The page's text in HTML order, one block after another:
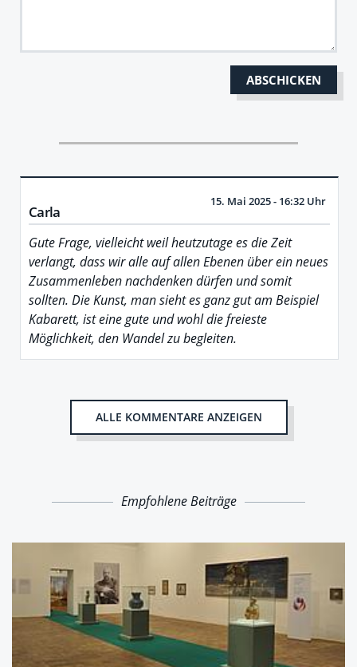
Carla
15. Mai 2025 - 16:32 Uhr
Gute Frage, vielleicht weil heutzutage es die Zeit
verlangt, dass wir alle auf allen Ebenen über ein neues
Zusammenleben nachdenken dürfen und somit
sollten. Die Kunst, man sieht es ganz gut am Beispiel
Kabarett, ist eine gute und wohl die freieste
Möglichkeit, den Wandel zu begleiten.
ALLE KOMMENTARE ANZEIGEN
Empfohlene Beiträge